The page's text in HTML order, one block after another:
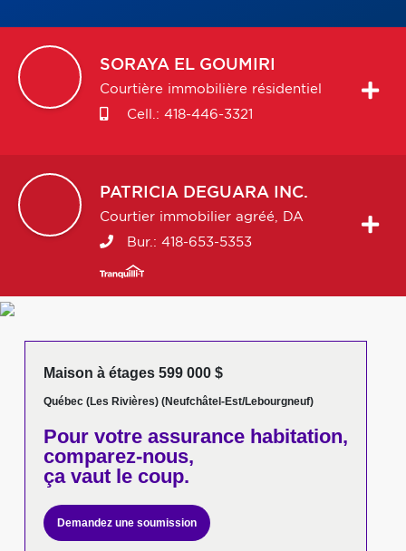
SORAYA EL GOUMIRI
Courtière immobilière résidentiel
Cell.: 418-446-3321
PATRICIA DEGUARA INC.
Courtier immobilier agréé, DA
Bur.: 418-653-5353
Maison à étages 599 000 $
Québec (Les Rivières) (Neufchâtel-Est/Lebourgneuf)
Pour votreassurance habitation,
comparez-nous,
ça vaut le coup.
Demandez une soumission